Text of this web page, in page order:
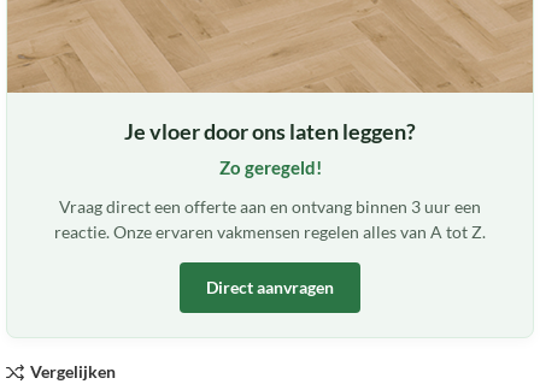
Je vloer door ons laten leggen?
Zo geregeld!
Vraag direct een offerte aan en ontvang binnen 3 uur een
reactie. Onze ervaren vakmensen regelen alles van A tot Z.
Direct aanvragen
Vergelijken